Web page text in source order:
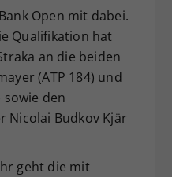
Open mit dabei.
Qualifikation hat
an die beiden
(ATP 184) und
sowie den
Nicolai Budkov Kjär
geht die mit
Ihre Consent-
Unter anderem eine
ID, für die
Ihrer
Einstellungen, falls der
dies eingestellt